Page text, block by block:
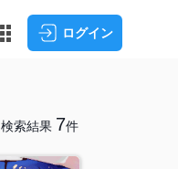
ログイン
検索結果 7件